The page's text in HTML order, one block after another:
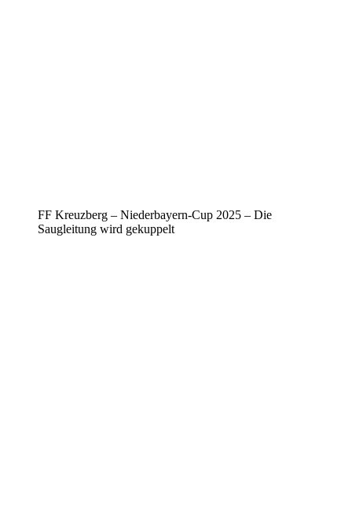
FF Kreuzberg – Niederbayern-Cup 2025 – Die
Saugleitung wird gekuppelt